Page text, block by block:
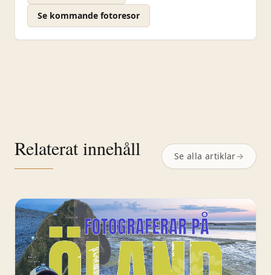
Se kommande fotoresor
Relaterat innehåll Se alla artiklar→